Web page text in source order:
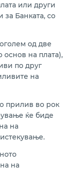
или други
Банката, со
од две
основ на плата),
по друг
на
прилив во рок
ќе биде
на
на